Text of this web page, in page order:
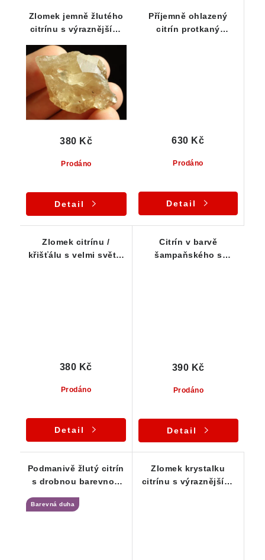
Zlomek jemně žlutého
citrínu s výraznějšími
Prodáno
380 Kč
Detail
Příjemně ohlazený
citrín protkaný
Prodáno
630 Kč
Detail
Zlomek citrínu /
křišťálu s velmi světle
Prodáno
380 Kč
Detail
Citrín v barvě
šampaňského s
Prodáno
390 Kč
Detail
Podmanivě žlutý citrín
s drobnou barevnou
Barevná duha
Zlomek krystalku
citrínu s výraznějšími